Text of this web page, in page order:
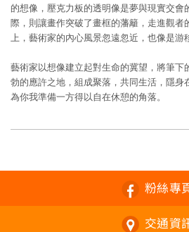
的想像，壓克力板的透明像是夢與現實交會
際，則讓畫作突破了畫框的藩籬，走進觀者
上，藝術家的內心風景忽遠忽近，也像是游
藝術家以想像建立起對生命的冀望，將筆下
勃的應許之地，組成聚落，共同生活，隱身
為你我準備一方得以自在休憩的角落。
粉絲專
交通資